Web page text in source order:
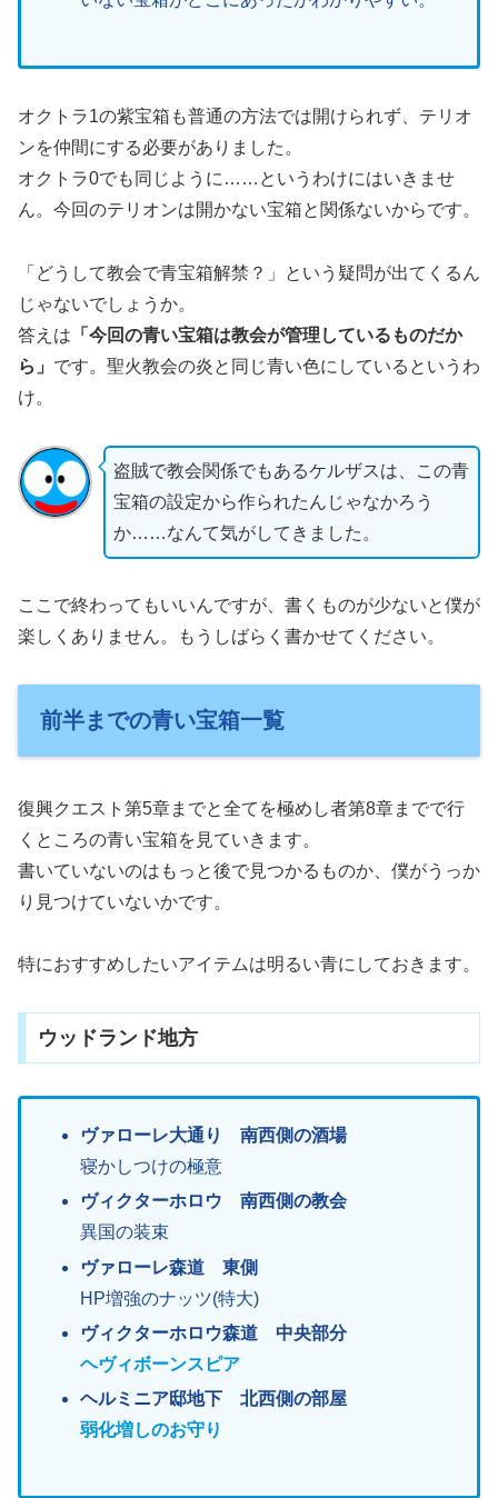
オクトラ1の紫宝箱も普通の方法では開けられず、テリオ
ンを仲間にする必要がありました。
オクトラ0でも同じように……というわけにはいきませ
ん。今回のテリオンは開かない宝箱と関係ないからです。
「どうして教会で青宝箱解禁？」という疑問が出てくるん
じゃないでしょうか。
答えは 「今回の青い宝箱は教会が管理しているものだか
ら」 です。聖火教会の炎と同じ青い色にしているというわ
け。
盗賊で教会関係でもあるケルザスは、この青
宝箱の設定から作られたんじゃなかろう
か……なんて気がしてきました。
ここで終わってもいいんですが、書くものが少ないと僕が
楽しくありません。もうしばらく書かせてください。
前半までの青い宝箱一覧
復興クエスト第5章までと全てを極めし者第8章までで行
くところの青い宝箱を見ていきます。
書いていないのはもっと後で見つかるものか、僕がうっか
り見つけていないかです。
特におすすめしたいアイテムは明るい青にしておきます。
ウッドランド地方
ヴァローレ大通り 南西側の酒場
寝かしつけの極意
ヴィクターホロウ 南西側の教会
異国の装束
ヴァローレ森道 東側
HP増強のナッツ(特大)
ヴィクターホロウ森道 中央部分
ヘヴィボーンスピア
ヘルミニア邸地下 北西側の部屋
弱化増しのお守り